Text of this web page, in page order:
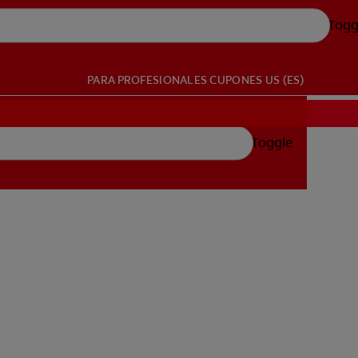
PARA PROFESIONALESCUPONES US (ES)
Toggle